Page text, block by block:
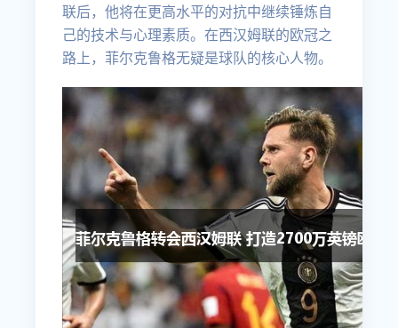
联后，他将在更高水平的对抗中继续锤炼自
己的技术与心理素质。在西汉姆联的欧冠之
路上，菲尔克鲁格无疑是球队的核心人物。